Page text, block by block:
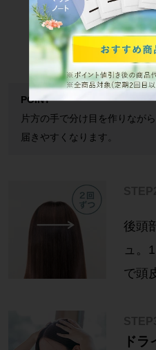
が垂
とに
す。
POINT
片方の手で分け目を作りなが
届きやすくなります。
後頭
ュ。
で頭
ド